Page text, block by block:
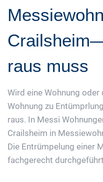
raus muss
Wird eine Wohnung
Wohnung zu
raus. In Messi
Crailsheim in
Die Entrümpelung einer
fachgerecht